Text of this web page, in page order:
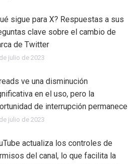
sigue para X? Respuestas a sus
clave sobre el cambio de
de Twitter
julio de 2023
ve una disminución
en el uso, pero la
de interrupción permanece
julio de 2023
actualiza los controles de
del canal, lo que facilita la